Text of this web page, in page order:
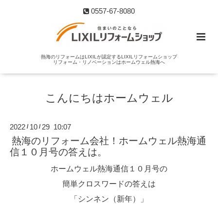
0557-67-8080
熱海のリフォームはLIXILが認定するLIXILリフォームショップ
リフォーム・リノベーションはホームウェル熱海へ
こんにちはホームウェル
2022 / 10 / 29 10:07
熱海のリフォーム会社！ホームウェル熱海通
信１０月号の答えは。
ホームウェル熱海通信１０月号の
簡単クロスワードの答えは
「シンネン（新年）」